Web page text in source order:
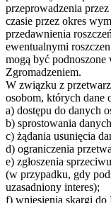
przeprowadzenia
czasie przez okres
przedawnienia
ewentualnymi
mogą być
Zgromadzeniem.
W związku z
osobom, których dane
a) dostępu do danych
b) sprostowania
c) żądania usunięcia
d) ograniczenia
e) zgłoszenia
(w przypadku, gdy
uzasadniony interes);
f) wniesienia skargi do